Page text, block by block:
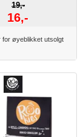
19,-
16,-
for øyeblikket utsolgt